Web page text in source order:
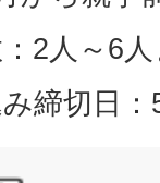
2人～6
締切日